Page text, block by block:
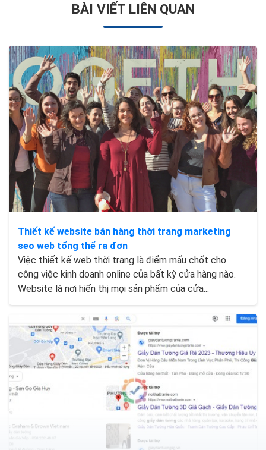
BÀI VIẾT LIÊN QUAN
Thiết kế website bán hàng thời trang marketing
seo web tổng thể ra đơn
Việc thiết kế web thời trang là điểm mấu chốt cho
công việc kinh doanh online của bất kỳ cửa hàng nào.
Website là nơi hiển thị mọi sản phẩm của cửa...